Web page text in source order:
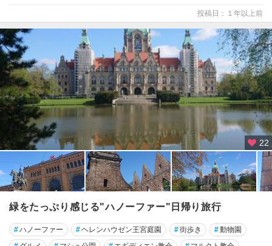
州
テ
ー
ガ
ン
ゼ
ー
ィ
ケ
ル
ビ
ュ
ー
投稿日：１年以上前
22
緑をたっぷり感じる"ハノーファー"日帰り旅行
#ハノーファー #ヘレンハウゼン王宮庭園 #街歩き #動物園